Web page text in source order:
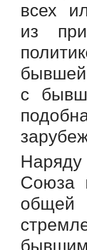
всех
из
с
Союза
общей